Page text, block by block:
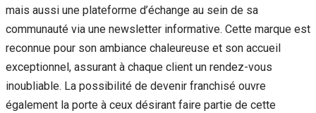
mais aussi une plateforme d’échange au sein de sa
communauté via une newsletter informative. Cette marque est
reconnue pour son ambiance chaleureuse et son accueil
exceptionnel, assurant à chaque client un rendez-vous
inoubliable. La possibilité de devenir franchisé ouvre
également la porte à ceux désirant faire partie de cette